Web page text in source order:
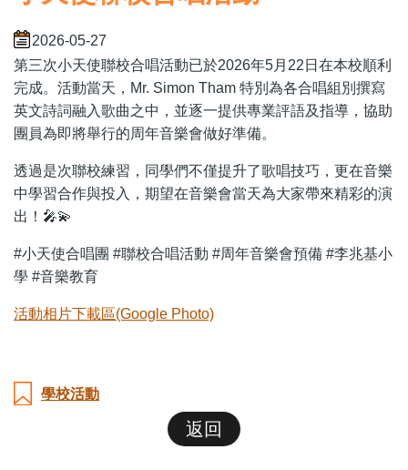
結
2026-05-27
第三次小天使聯校合唱活動已於2026年5月22日在本校順利
完成。活動當天，Mr. Simon Tham 特別為各合唱組別撰寫
英文詩詞融入歌曲之中，並逐一提供專業評語及指導，協助
團員為即將舉行的周年音樂會做好準備。
透過是次聯校練習，同學們不僅提升了歌唱技巧，更在音樂
中學習合作與投入，期望在音樂會當天為大家帶來精彩的演
出！🎤💫
#小天使合唱團 #聯校合唱活動 #周年音樂會預備 #李兆基小
學 #音樂教育
活動相片下載區(Google Photo)
學校活動
返回